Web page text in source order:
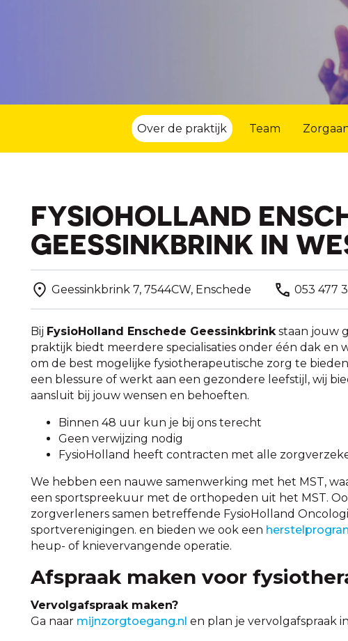
Over de praktijk Team
FYSIOHOLLAND
GEESSINKBRINK IN
Geessinkbrink 7, 7544CW, Enschede 053 477
Bij FysioHolland Enschede Geessinkbrinkstaan jouw
praktijk biedt meerdere specialisaties onder één dak en
om de best mogelijke fysiotherapeutische zorg te
een blessure of werkt aan een gezondere leefstijl, wij
aansluit bij jouw wensen en behoeften.
Binnen 48 uur kun je bij ons terecht
Geen verwijzing nodig
FysioHolland heeft contracten met alle
We hebben een nauwe samenwerking met het MST,
een sportspreekuur met de orthopeden uit het MST.
zorgverleners samen betreffende FysioHolland
sportverenigingen. en bieden we ook een
heup- of knievervangende operatie.
Afspraak maken voor
Vervolgafspraak maken?
Ga naar mijnzorgtoegang.nl en plan je vervolgafspraak